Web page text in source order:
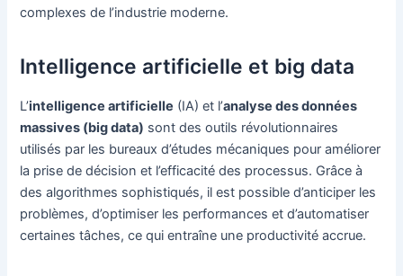
complexes de l’industrie moderne.
Intelligence artificielle et big data
L’intelligence artificielle (IA) et l’analyse des données
massives (big data) sont des outils révolutionnaires
utilisés par les bureaux d’études mécaniques pour améliorer
la prise de décision et l’efficacité des processus. Grâce à
des algorithmes sophistiqués, il est possible d’anticiper les
problèmes, d’optimiser les performances et d’automatiser
certaines tâches, ce qui entraîne une productivité accrue.